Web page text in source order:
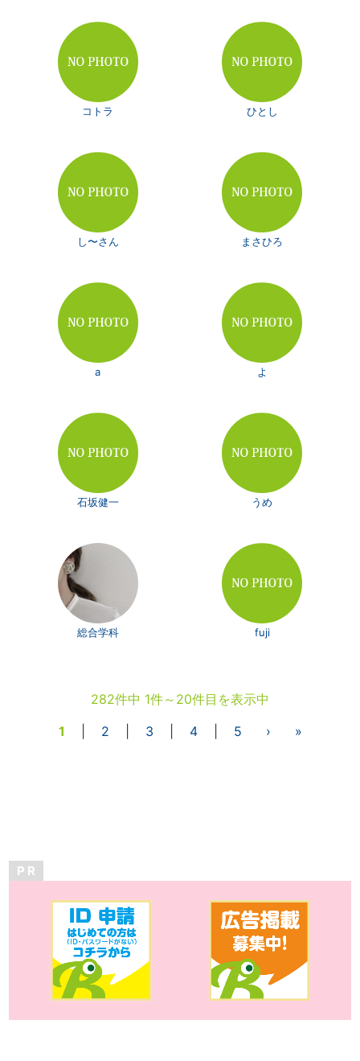
コトラ ひとし
し〜さん まさひろ
a よ
石坂健一 うめ
総合学科 fuji
282件中 1件～20件目を表示中
1
2 3 4| 5 › »
P R